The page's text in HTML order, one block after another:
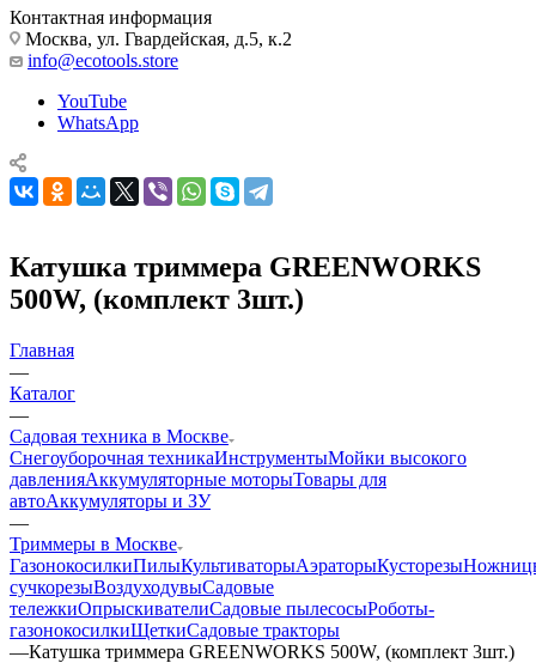
Контактная информация
Москва, ул. Гвардейская, д.5, к.2
info@ecotools.store
YouTube
WhatsApp
Катушка триммера GREENWORKS
500W, (комплект 3шт.)
Главная
—
Каталог
—
Садовая техника в Москве
Снегоуборочная техникаИнструментыМойки высокого
давленияАккумуляторные моторыТовары для
автоАккумуляторы и ЗУ
—
Триммеры в Москве
ГазонокосилкиПилыКультиваторыАэраторыКусторезы
сучкорезыВоздуходувыСадовые
тележкиОпрыскивателиСадовые пылесосыРоботы-
газонокосилкиЩеткиСадовые тракторы
—Катушка триммера GREENWORKS 500W, (комплект 3шт.)